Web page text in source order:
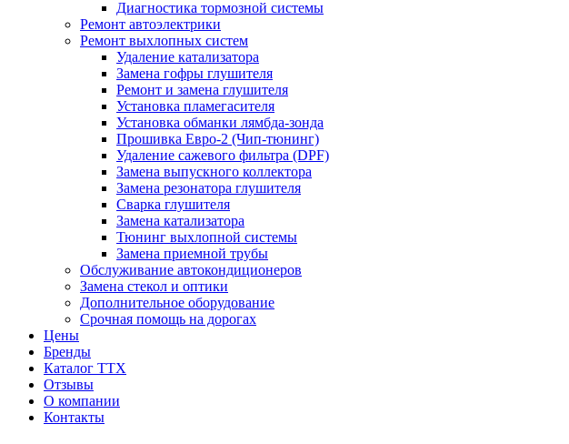
Диагностика тормозной системы
Ремонт автоэлектрики
Ремонт выхлопных систем
Удаление катализатора
Замена гофры глушителя
Ремонт и замена глушителя
Установка пламегасителя
Установка обманки лямбда-зонда
Прошивка Евро-2 (Чип-тюнинг)
Удаление сажевого фильтра (DPF)
Замена выпускного коллектора
Замена резонатора глушителя
Сварка глушителя
Замена катализатора
Тюнинг выхлопной системы
Замена приемной трубы
Обслуживание автокондиционеров
Замена стекол и оптики
Дополнительное оборудование
Срочная помощь на дорогах
Цены
Бренды
Каталог ТТХ
Отзывы
О компании
Контакты